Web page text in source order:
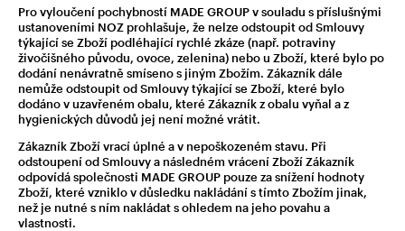
Pro vyloučení pochybností MADE GROUP v souladu s příslušnými
ustanoveními NOZ prohlašuje, že nelze odstoupit od Smlouvy
týkající se Zboží podléhající rychlé zkáze (např. potraviny
živočišného původu, ovoce, zelenina) nebo u Zboží, které bylo po
dodání nenávratně smíseno s jiným Zbožím. Zákazník dále
nemůže odstoupit od Smlouvy týkající se Zboží, které bylo
dodáno v uzavřeném obalu, které Zákazník z obalu vyňal a z
hygienických důvodů jej není možné vrátit.
Zákazník Zboží vrací úplné a v nepoškozeném stavu. Při
odstoupení od Smlouvy a následném vrácení Zboží Zákazník
odpovídá společnosti MADE GROUP pouze za snížení hodnoty
Zboží, které vzniklo v důsledku nakládání s tímto Zbožím jinak,
než je nutné s ním nakládat s ohledem na jeho povahu a
vlastnosti.